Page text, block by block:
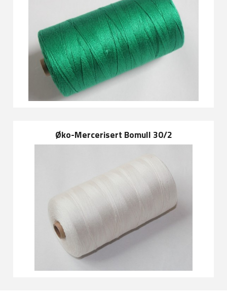
Øko-Mercerisert Bomull 30/2